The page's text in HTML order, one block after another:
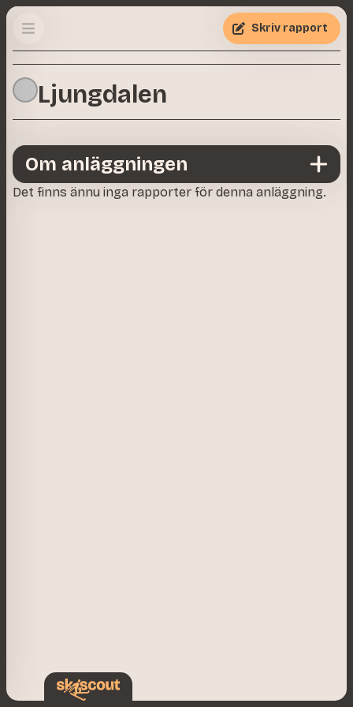
Ljungdalen
Skriv rapport
Det finns ännu inga rapporter för denna anläggning.
Om anläggningen